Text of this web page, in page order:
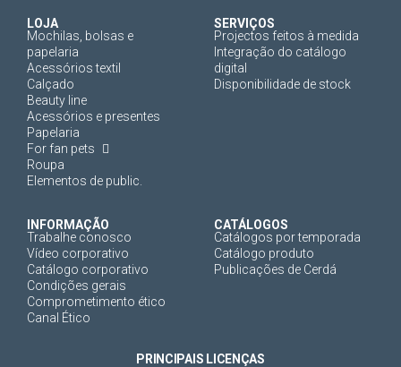
LOJA
Mochilas, bolsas e
papelaria
Acessórios textil
Calçado
Beauty line
Acessórios e presentes
Papelaria
For fan pets
Roupa
Elementos de public.
SERVIÇOS
Projectos feitos à medida
Integração do catálogo
digital
Disponibilidade de stock
INFORMAÇÃO
Trabalhe conosco
Vídeo corporativo
Catálogo corporativo
Condições gerais
Comprometimento ético
Canal Ético
CATÁLOGOS
Catálogos por temporada
Catálogo produto
Publicações de Cerdá
PRINCIPAIS LICENÇAS